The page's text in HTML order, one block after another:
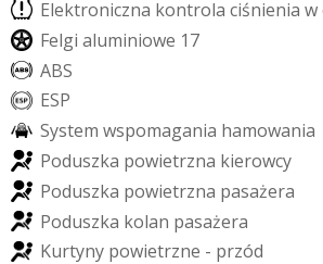
Elektroniczna kontrola ciśnienia w
Felgi aluminiowe 17
ABS
ESP
System wspomagania hamowania
Poduszka powietrzna kierowcy
Poduszka powietrzna pasażera
Poduszka kolan pasażera
Kurtyny powietrzne - przód